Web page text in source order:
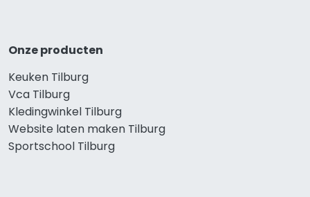
Onze producten
Keuken Tilburg
Vca Tilburg
Kledingwinkel Tilburg
Website laten maken Tilburg
Sportschool Tilburg